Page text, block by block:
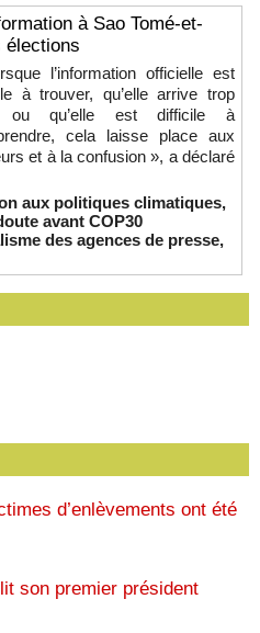
à Sao Tomé-et-
élections
l’information officielle est
à trouver, qu’elle arrive trop
ou qu’elle est difficile à
cela laisse place aux
et à la confusion », a déclaré
aux politiques climatiques,
avant COP30
des agences de presse,
d’enlèvements ont été
son premier président